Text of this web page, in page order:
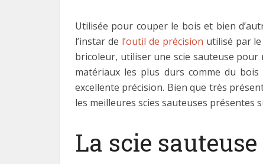
Utilisée pour couper le bois et bien
l’instar de l’outil de précision utilisé par
bricoleur, utiliser une scie sauteuse pour
matériaux les plus durs comme du
excellente précision. Bien que très
les meilleures scies sauteuses présentes
La scie